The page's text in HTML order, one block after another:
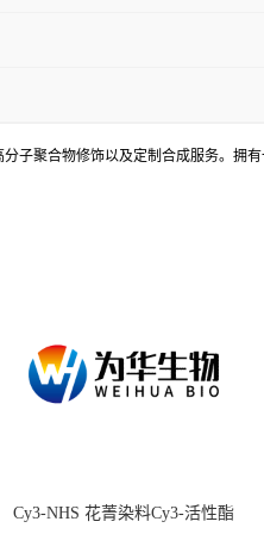
子聚合物修饰以及定制合成服务。拥
Cy3-NHS 花菁染料Cy3-活性酯